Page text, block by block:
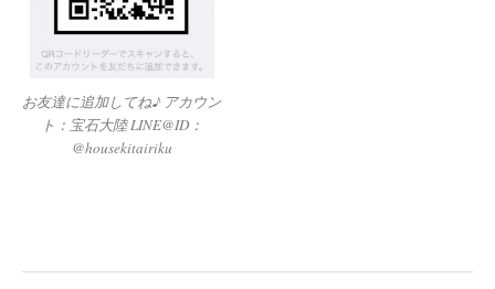
お友達に追加してね♪ アカウン
ト：宝石大陸 LINE@ID：
@housekitairiku